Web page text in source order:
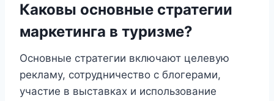
Каковы основные стратегии
маркетинга в туризме?
Основные стратегии включают целевую
рекламу, сотрудничество с блогерами,
участие в выставках и использование